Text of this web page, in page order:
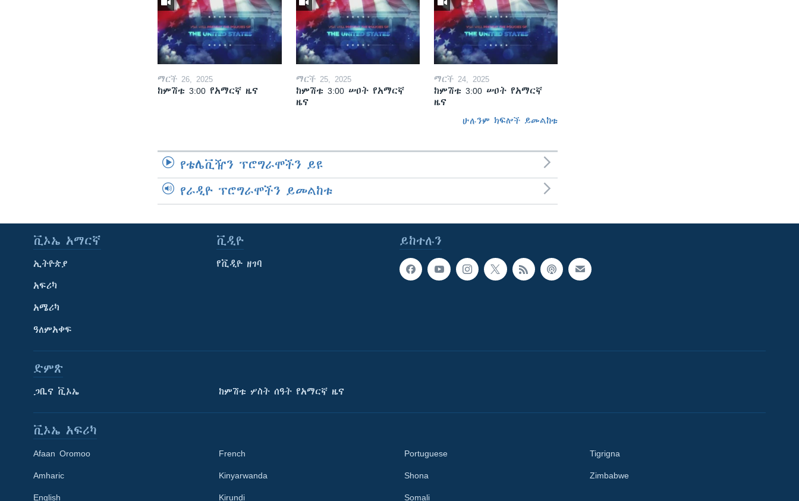
ማርች 26, 2025
ከምሽቱ 3:00 የአማርኛ ዜና
ማርች 25, 2025
ከምሽቱ 3:00 ሠዐት የአማርኛ
ዜና
ማርች 24, 2025
ከምሽቱ 3:00 ሠዐት የአማርኛ
ዜና
ሁሉንም ክፍሎች ይመልከቱ
የቴሌቪዥን ፕሮግራሞችን ይዩ
የራዲዮ ፕሮግራሞችን ይመልከቱ
ይከተሉን
ቪኦኤ አማርኛ
ኢትዮጵያ
አፍሪካ
አሜሪካ
ዓለምአቀፍ
ቪዲዮ
የቪዲዮ ዘገባ
ድምጽ
ጋቢና ቪኦኤ ከምሽቱ ሦስት ሰዓት የአማርኛ ዜና
ቪኦኤ አፍሪካ
Afaan Oromoo
Amharic
English
French
Kinyarwanda
Kirundi
Portuguese
Shona
Somali
Tigrigna
Zimbabwe